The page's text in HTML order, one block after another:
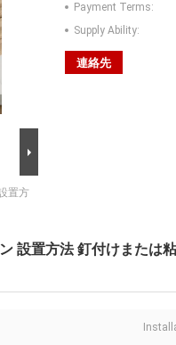
置方
Payment Terms:
Supply Ability:
連絡先
設置方法 釘付けまたは